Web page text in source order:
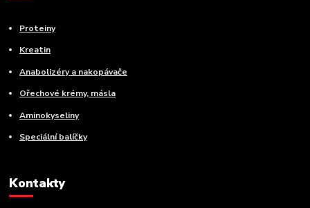
Proteiny
Kreatin
Anabolizéry a nakopávače
Ořechové krémy, másla
Aminokyseliny
Speciální balíčky
Kontakty